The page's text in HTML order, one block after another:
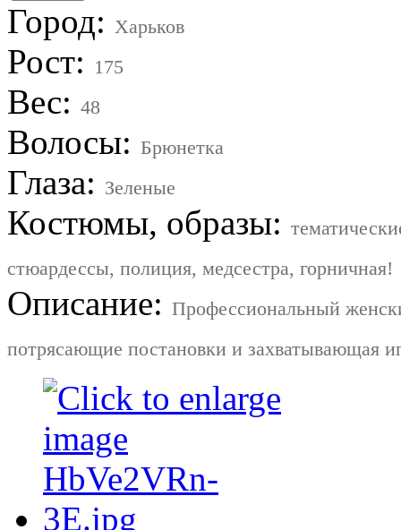
Город: Харьков
Рост: 175
Вес: 48
Волосы: Брюнетка
Глаза: Зеленые
Костюмы, образы:
стюардессы, полиция, медсестра, горничная!
Описание: Профессиональный
потрясающие постановки и захватывающая